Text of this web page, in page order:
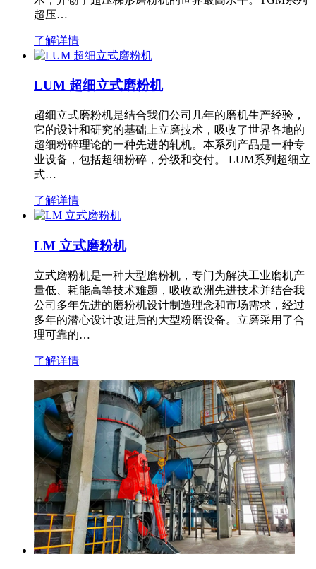
超压…
了解详情
LUM 超细立式磨粉机
超细立式磨粉机是结合我们公司几年的磨机生产经验，
它的设计和研究的基础上立磨技术，吸收了世界各地的
超细粉碎理论的一种先进的轧机。本系列产品是一种专
业设备，包括超细粉碎，分级和交付。 LUM系列超细立
式…
了解详情
LM 立式磨粉机
立式磨粉机是一种大型磨粉机，专门为解决工业磨机产
量低、耗能高等技术难题，吸收欧洲先进技术并结合我
公司多年先进的磨粉机设计制造理念和市场需求，经过
多年的潜心设计改进后的大型粉磨设备。立磨采用了合
理可靠的…
了解详情